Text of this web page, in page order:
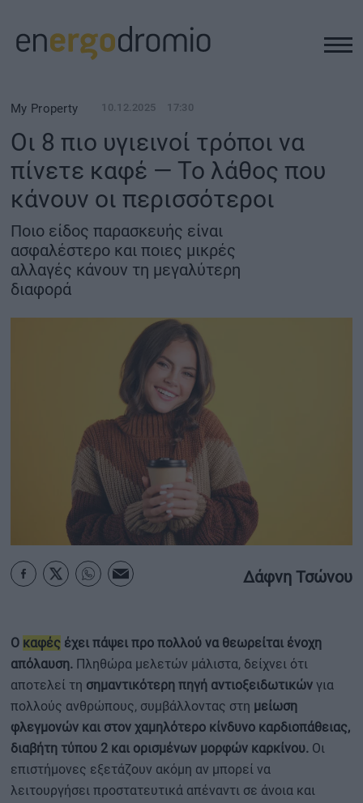
ΥΠΟΔΟΜΕΣ
REAL ESTATE
ΠΕΡΙΒΑΛΛΟΝ
ΕΝΕΡΓΕΙΑ
ΜΕΤΑΦΟΡΕΣ - ΗΛΕΚΤΡΟΚΙΝΗΣΗ
ΨΗΦΙΑΚΟΣ ΚΟΣΜΟΣ
ΟΙΚΟΝΟΜΙΑ - ΕΠΙΧΕΙΡΗΣΕΙΣ
MY PROPERTY
ΚΑΡΑΜΠΟΛΕΣ
My Property 10.12.2025 17:30
Οι 8 πιο υγιεινοί τρόποι να
πίνετε καφέ — Το λάθος που
κάνουν οι περισσότεροι
Ποιο είδος παρασκευής είναι
ασφαλέστερο και ποιες μικρές
αλλαγές κάνουν τη μεγαλύτερη
διαφορά
Δάφνη Τσώνου
Ο καφές έχει πάψει προ πολλού να θεωρείται ένοχη
απόλαυση. Πληθώρα μελετών μάλιστα, δείχνει ότι
αποτελεί τη σημαντικότερη πηγή αντιοξειδωτικών για
πολλούς ανθρώπους, συμβάλλοντας στη μείωση
φλεγμονών και στον χαμηλότερο κίνδυνο καρδιοπάθειας,
διαβήτη τύπου 2 και ορισμένων μορφών καρκίνου. Οι
επιστήμονες εξετάζουν ακόμη αν μπορεί να
λειτουργήσει προστατευτικά απέναντι σε άνοια και